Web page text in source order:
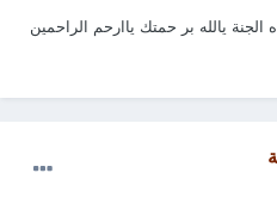
يالله بر حمتك ياارحم الراحمين